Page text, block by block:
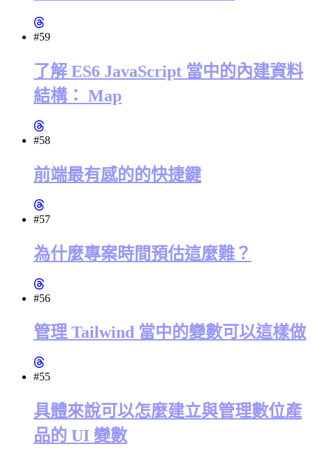
#59
了解 ES6 JavaScript 當中的內建資料
結構： Map
#58
前端最有感的的快捷鍵
#57
為什麼專案時間預估這麼難？
#56
管理 Tailwind 當中的變數可以這樣做
#55
具體來說可以怎麼建立與管理數位產
品的 UI 變數